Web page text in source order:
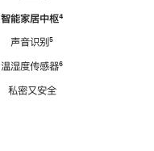
智能家居中枢脚
⁴
声音识别脚
⁵
温湿度传感器脚
⁶
私密又安全